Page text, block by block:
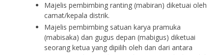
Majelis pembimbing ranting (mabiran) diketuai oleh
camat/kepala distrik.
Majelis pembimbing satuan karya pramuka
(mabisaka) dan gugus depan (mabigus) diketuai
seorang ketua yang dipilih oleh dan dari antara